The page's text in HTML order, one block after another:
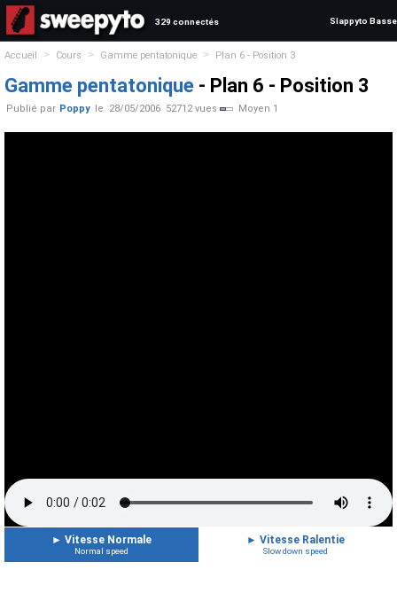
329 connectés Slappyto Basse
Accueil > Cours > Gamme pentatonique > Plan 6 - Position 3
Gamme pentatonique - Plan 6 - Position 3
Publié par Poppy le 28/05/2006 52712 vues Moyen 1
► Vitesse Normale
Normal speed
► Vitesse Ralentie
Slow down speed